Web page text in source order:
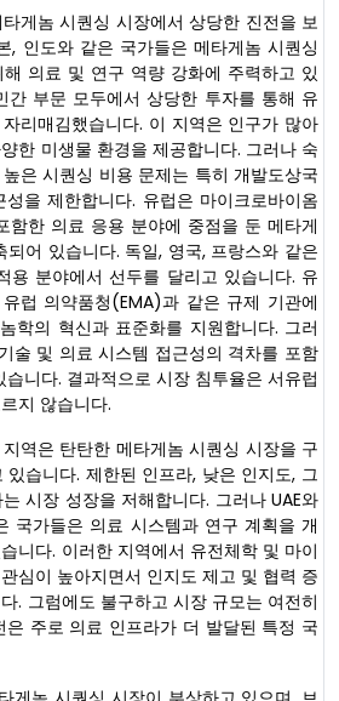
게놈 시퀀싱 시장에서 상당한 진전을 보
, 인도와 같은 국가들은 메타게놈 시퀀싱
의료 및 연구 역량 강화에 주력하고 있
간 부문 모두에서 상당한 투자를 통해 유
리매김했습니다. 이 지역은 인구가 많아
한 미생물 환경을 제공합니다. 그러나 숙
은 시퀀싱 비용 문제는 특히 개발도상국
을 제한합니다. 유럽은 마이크로바이옴
함한 의료 응용 분야에 중점을 둔 메타게
어 있습니다. 독일, 영국, 프랑스와 같은
용 분야에서 선두를 달리고 있습니다. 유
럽 의약품청(EMA)과 같은 규제 기관에
학의 혁신과 표준화를 지원합니다. 그러
술 및 의료 시스템 접근성의 격차를 포함
니다. 결과적으로 시장 침투율은 서유럽
지 않습니다.
역은 탄탄한 메타게놈 시퀀싱 시장을 구
습니다. 제한된 인프라, 낮은 인지도, 그
시장 성장을 저해합니다. 그러나 UAE와
국가들은 의료 시스템과 연구 계획을 개
니다. 이러한 지역에서 유전체학 및 마이
심이 높아지면서 인지도 제고 및 협력 증
. 그럼에도 불구하고 시장 규모는 여전히
은 주로 의료 인프라가 더 발달된 특정 국